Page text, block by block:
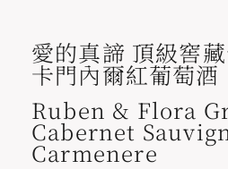
愛的真諦 頂級窖
卡門內爾紅葡萄酒
Ruben & Flora
Cabernet
Carmenere